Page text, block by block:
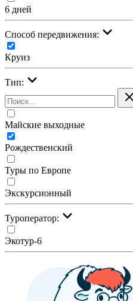
6 дней
Cпособ передвижения:
Круиз
Тип:
Майские выходные
Рождественский
Туры по Европе
Экскурсионный
Туроператор:
Экотур-6